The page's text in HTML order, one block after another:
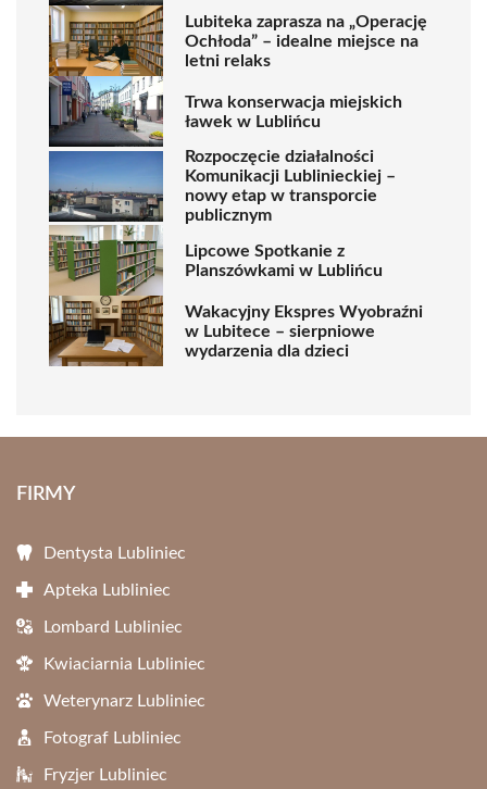
Lubiteka zaprasza na „Operację
Ochłoda” – idealne miejsce na
letni relaks
Trwa konserwacja miejskich
ławek w Lublińcu
Rozpoczęcie działalności
Komunikacji Lublinieckiej –
nowy etap w transporcie
publicznym
Lipcowe Spotkanie z
Planszówkami w Lublińcu
Wakacyjny Ekspres Wyobraźni
w Lubitece – sierpniowe
wydarzenia dla dzieci
FIRMY
Dentysta Lubliniec
Apteka Lubliniec
Lombard Lubliniec
Kwiaciarnia Lubliniec
Weterynarz Lubliniec
Fotograf Lubliniec
Fryzjer Lubliniec